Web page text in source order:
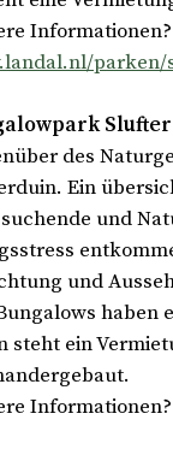
des
Ein
und
und
haben
steht ein